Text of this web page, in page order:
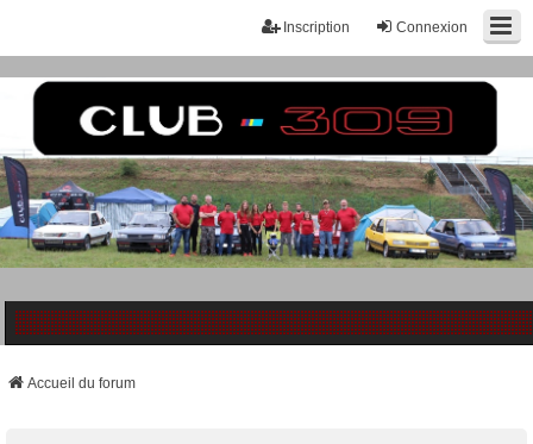
Connexion
Inscription
Accueil du forum